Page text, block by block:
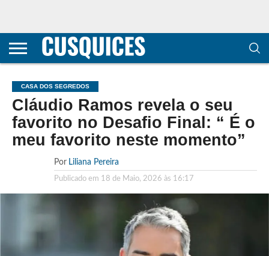
CONTACTOS
HOME
POLÍTICA DE
E COOKIES
SOBRE
TERMOS E
TRANSPARÊNCIA
METODOLOGIA
CASA DOS SEGREDOS
Cláudio Ramos revela o seu
favorito no Desafio Final: “ É o
meu favorito neste momento”
Por Liliana Pereira
Publicado em 18 de Maio, 2026 às 16:17